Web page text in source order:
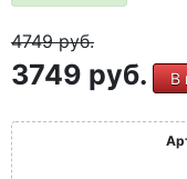
4749руб.
3749 руб. В